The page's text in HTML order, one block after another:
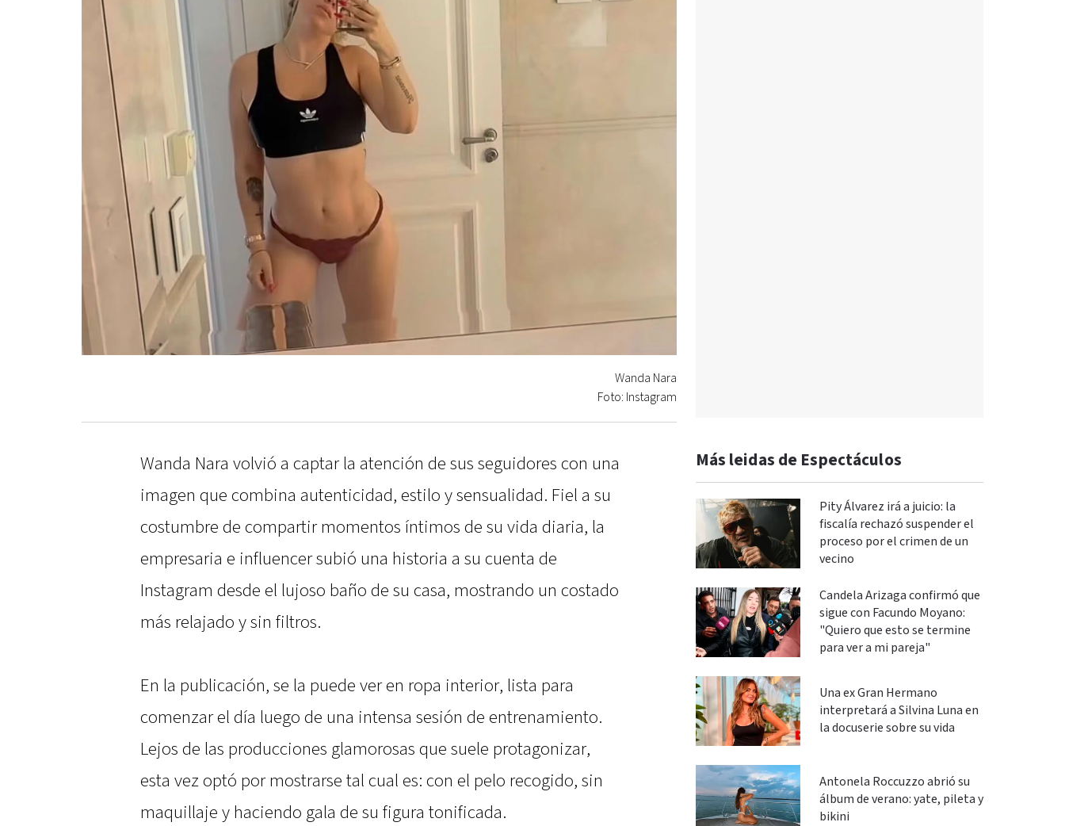
Wanda Nara
Foto: Instagram
Wanda Nara volvió a captar la atención de sus seguidores con una
imagen que combina autenticidad, estilo y sensualidad. Fiel a su
costumbre de compartir momentos íntimos de su vida diaria, la
empresaria e influencer subió una historia a su cuenta de
Instagram desde el lujoso baño de su casa, mostrando un costado
más relajado y sin filtros.
En la publicación, se la puede ver en ropa interior, lista para
comenzar el día luego de una intensa sesión de entrenamiento.
Lejos de las producciones glamorosas que suele protagonizar,
esta vez optó por mostrarse tal cual es: con el pelo recogido, sin
maquillaje y haciendo gala de su figura tonificada.
Más leidas de Espectáculos
Pity Álvarez irá a juicio: la
fiscalía rechazó suspender el
proceso por el crimen de un
vecino
Candela Arizaga confirmó que
sigue con Facundo Moyano:
"Quiero que esto se termine
para ver a mi pareja"
Una ex Gran Hermano
interpretará a Silvina Luna en
la docuserie sobre su vida
Antonela Roccuzzo abrió su
álbum de verano: yate, pileta y
bikini